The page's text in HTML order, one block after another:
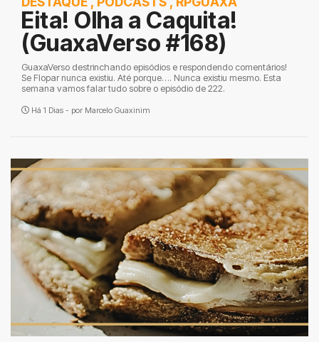
Eita! Olha a Caquita!
(GuaxaVerso #168)
GuaxaVerso destrinchando episódios e respondendo comentários!
Se Flopar nunca existiu. Até porque…. Nunca existiu mesmo. Esta
semana vamos falar tudo sobre o episódio de 222.
Há 1 Dias - por Marcelo Guaxinim